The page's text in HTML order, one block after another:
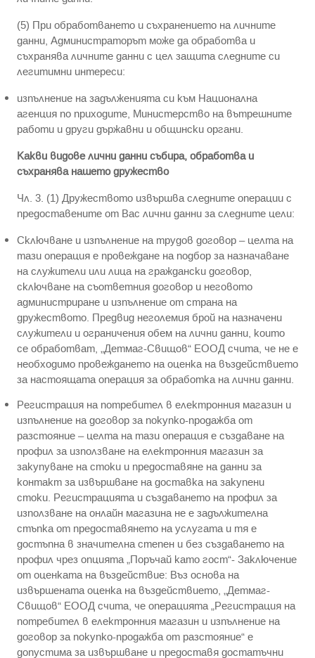
(5) При обработването и съхранението на личните
данни, Администраторът може да обработва и
съхранява личните данни с цел защита следните си
легитимни интереси:
изпълнение на задълженията си към Национална
агенция по приходите, Министерство на вътрешните
работи и други държавни и общински органи.
Какви видове лични данни събира, обработва и
съхранява нашето дружество
Чл. 3. (1) Дружеството извършва следните операции с
предоставените от Вас лични данни за следните цели:
Сключване и изпълнение на трудов договор – целта на
тази операция е провеждане на подбор за назначаване
на служители или лица на граждански договор,
сключване на съответния договор и неговото
администриране и изпълнение от страна на
дружеството. Предвид неголемия брой на назначени
служители и ограничения обем на лични данни, които
се обработват, „Детмаг-Свищов“ ЕООД счита, че не е
необходимо провеждането на оценка на въздействието
за настоящата операция за обработка на лични данни.
Регистрация на потребител в електронния магазин и
изпълнение на договор за покупко-продажба от
разстояние – целта на тази операция е създаване на
профил за използване на електронния магазин за
закупуване на стоки и предоставяне на данни за
контакт за извършване на доставка на закупени
стоки. Регистрацията и създаването на профил за
използване на онлайн магазина не е задължителна
стъпка от предоставянето на услугата и тя е
достъпна в значителна степен и без създаването на
профил чрез опцията „Поръчай като гост“- Заключение
от оценката на въздействие: Въз основа на
извършената оценка на въздействието, „Детмаг-
Свищов“ ЕООД счита, че операцията „Регистрация на
потребител в електронния магазин и изпълнение на
договор за покупко-продажба от разстояние“ е
допустима за извършване и предоставя достатъчни